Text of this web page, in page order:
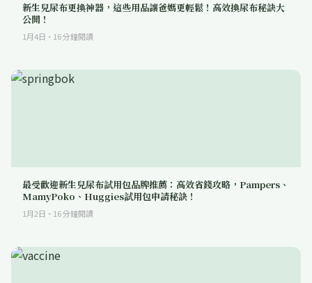
新生兒尿布更換神器，這些用品讓爸媽更輕鬆！高效換尿布秘訣大
公開！
1月4日 · 16分鐘閱讀
最受歡迎新生兒尿布試用包品牌推薦：高效省錢攻略，Pampers、
MamyPoko、Huggies試用包申請秘訣！
1月2日 · 16分鐘閱讀